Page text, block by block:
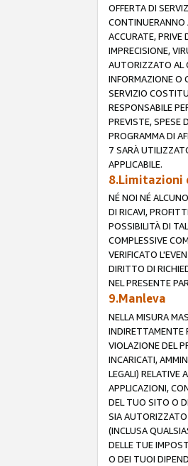
OFFERTA DI
CONTINUERANNO
ACCURATE, PRIVE
IMPRECISIONE,
AUTORIZZATO AL
INFORMAZIONE O
SERVIZIO
RESPONSABILE
PREVISTE, SPESE
PROGRAMMA DI
7 SARÀ
APPLICABILE.
8.Limitazioni
NÉ NOI NÉ
DI RICAVI,
POSSIBILITÀ DI
COMPLESSIVE
VERIFICATO
DIRITTO DI
NEL PRESENTE
9.Manleva
NELLA MISURA
INDIRETTAMENTE
VIOLAZIONE DEL
INCARICATI,
LEGALI) RELATIVE
APPLICAZIONI,
DEL TUO SITO O
SIA AUTORIZZATO
(INCLUSA
DELLE TUE
O DEI TUOI